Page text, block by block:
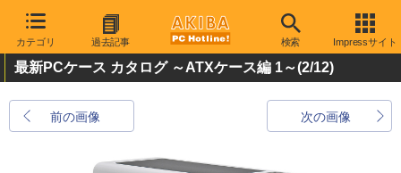
カテゴリ 過去記事 検索 Impressサイト
最新PCケース カタログ ～ATXケース編 1～(2/12)
前の画像 次の画像